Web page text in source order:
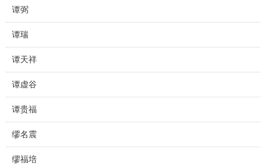
谭弼
谭瑞
谭天祥
谭虚谷
谭贵福
缪名震
缪福培